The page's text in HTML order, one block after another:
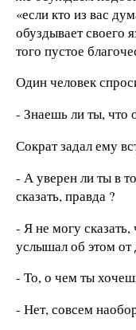
«если кто из вас
обуздывает своего
того пустое
Один человек
- Знаешь ли ты, что
Сократ задал ему
- А уверен ли ты в
сказать, правда ?
- Я не могу сказать,
услышал об этом от
- То, о чем ты
- Нет, совсем